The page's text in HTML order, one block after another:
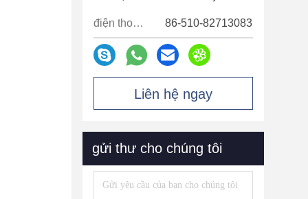
điện thoại: 86-510-82713083
Liên hệ ngay
gửi thư cho chúng tôi